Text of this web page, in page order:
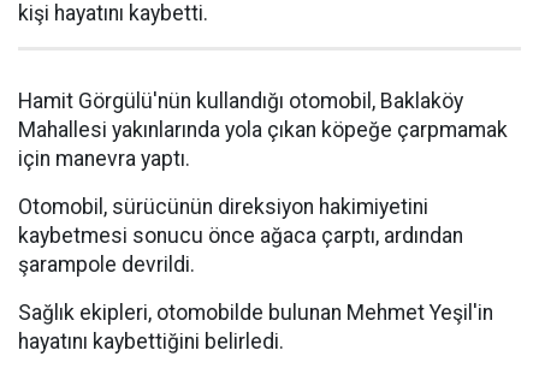
kişi hayatını kaybetti.
Hamit Görgülü'nün kullandığı otomobil, Baklaköy
Mahallesi yakınlarında yola çıkan köpeğe çarpmamak
için manevra yaptı.
Otomobil, sürücünün direksiyon hakimiyetini
kaybetmesi sonucu önce ağaca çarptı, ardından
şarampole devrildi.
Sağlık ekipleri, otomobilde bulunan Mehmet Yeşil'in
hayatını kaybettiğini belirledi.